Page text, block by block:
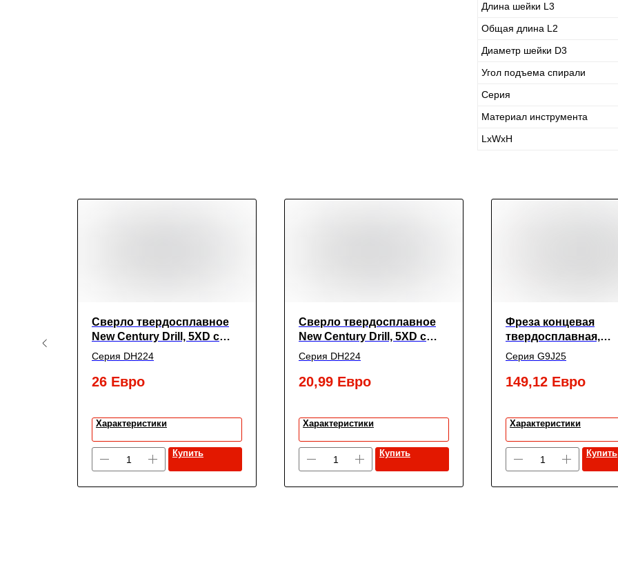
Длина шейки L3
Общая длина L2
Диаметр шейки D3
Угол подъема спирали
Серия
Материал инструмента
LxWxH
Сверло твердосплавное
New Century Drill, 5XD с
покрытием TiАIN,
5.6X6X44X82
Серия DH224
26 Евро
Характеристики
Купить
Сверло твердосплавное
New Century Drill, 5XD с
покрытием TiАIN,
1.8X3X16X55
Серия DH224
20,99 Евро
Характеристики
Купить
Фреза концевая
твердосплавная,
радиусная Alpha-MX
зубьями (спираль
16(R3.0)X16X40X100,
Серия G9J25
149,12 Евро
Характеристики
Купить